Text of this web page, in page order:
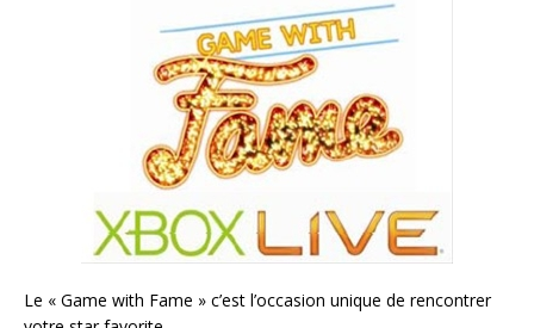
Le « Game with Fame » c’est l’occasion unique de rencontrer